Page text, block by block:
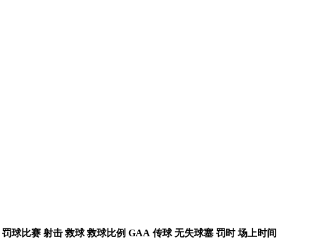
罚球比赛 射击 救球 救球比例 GAA 传球 无失球塞 罚时 场上时间